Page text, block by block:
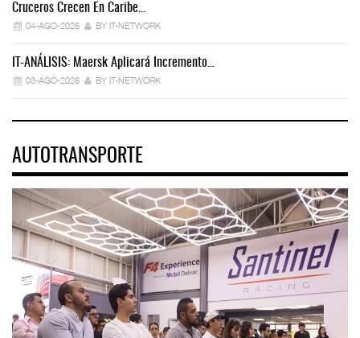
Cruceros Crecen En Caribe…
04-AGO-2026 BY IT-NETWORK
IT-ANÁLISIS: Maersk Aplicará Incremento…
03-AGO-2026 BY IT-NETWORK
AUTOTRANSPORTE